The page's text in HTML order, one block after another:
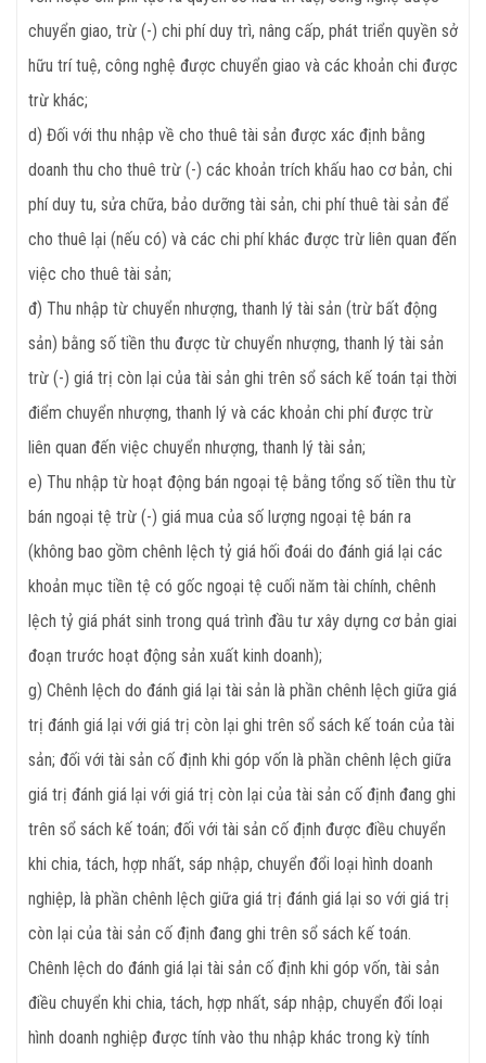
chuyển giao, trừ (-) chi phí duy trì, nâng cấp, phát triển quyền sở
hữu trí tuệ, công nghệ được chuyển giao và các khoản chi được
trừ khác;
d) Đối với thu nhập về cho thuê tài sản được xác định bằng
doanh thu cho thuê trừ (-) các khoản trích khấu hao cơ bản, chi
phí duy tu, sửa chữa, bảo dưỡng tài sản, chi phí thuê tài sản để
cho thuê lại (nếu có) và các chi phí khác được trừ liên quan đến
việc cho thuê tài sản;
đ) Thu nhập từ chuyển nhượng, thanh lý tài sản (trừ bất động
sản) bằng số tiền thu được từ chuyển nhượng, thanh lý tài sản
trừ (-) giá trị còn lại của tài sản ghi trên sổ sách kế toán tại thời
điểm chuyển nhượng, thanh lý và các khoản chi phí được trừ
liên quan đến việc chuyển nhượng, thanh lý tài sản;
e) Thu nhập từ hoạt động bán ngoại tệ bằng tổng số tiền thu từ
bán ngoại tệ trừ (-) giá mua của số lượng ngoại tệ bán ra
(không bao gồm chênh lệch tỷ giá hối đoái do đánh giá lại các
khoản mục tiền tệ có gốc ngoại tệ cuối năm tài chính, chênh
lệch tỷ giá phát sinh trong quá trình đầu tư xây dựng cơ bản giai
đoạn trước hoạt động sản xuất kinh doanh);
g) Chênh lệch do đánh giá lại tài sản là phần chênh lệch giữa giá
trị đánh giá lại với giá trị còn lại ghi trên sổ sách kế toán của tài
sản; đối với tài sản cố định khi góp vốn là phần chênh lệch giữa
giá trị đánh giá lại với giá trị còn lại của tài sản cố định đang ghi
trên sổ sách kế toán; đối với tài sản cố định được điều chuyển
khi chia, tách, hợp nhất, sáp nhập, chuyển đổi loại hình doanh
nghiệp, là phần chênh lệch giữa giá trị đánh giá lại so với giá trị
còn lại của tài sản cố định đang ghi trên sổ sách kế toán.
Chênh lệch do đánh giá lại tài sản cố định khi góp vốn, tài sản
điều chuyển khi chia, tách, hợp nhất, sáp nhập, chuyển đổi loại
hình doanh nghiệp được tính vào thu nhập khác trong kỳ tính